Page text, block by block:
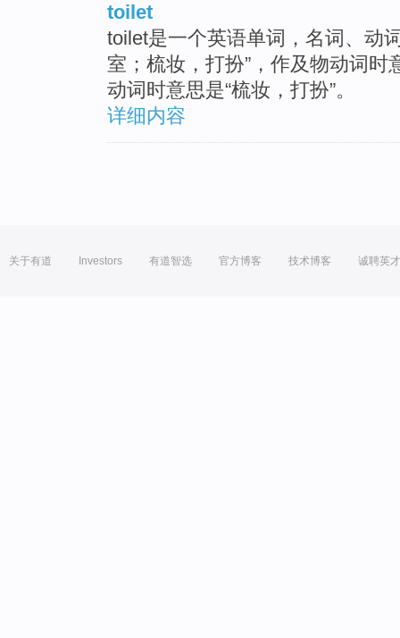
toilet
toilet是一个英语单词，名词、动
室；梳妆，打扮”，作及物动词
动词时意思是“梳妆，打扮”。
详细内容
关于有道 Investors 有道智选 官方博客 技术博客 诚聘英才